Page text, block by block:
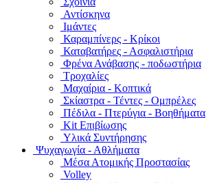
Αντίσκηνα
Ιμάντες
Καραμπίνερς - Κρίκοι
Καταβατήρες - Ασφαλιστήρια
Φρένα Ανάβασης - ποδωστήρια
Τροχαλίες
Μαχαίρια - Κοπτικά
Σκίαστρα - Τέντες - Ομπρέλες
Πέδιλα - Πτερύγια - Βοηθήματα
Kit Επιβίωσης
Υλικά Συντήρησης
Ψυχαγωγία - Αθλήματα
Μέσα Ατομικής Προστασίας
Volley